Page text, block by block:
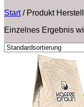
Start /Produkt
Einzelnes Ergebnis